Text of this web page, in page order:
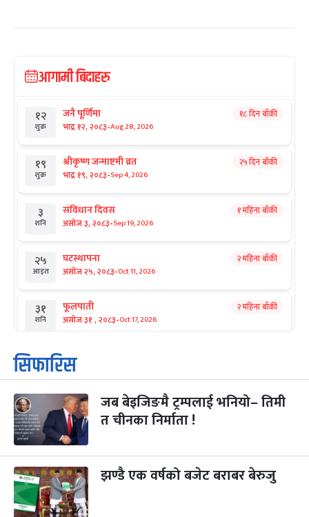
आगामी बिदाहरु
१२
शुक्र
जनै पूर्णिमा
भाद्र १२, २०८३-Aug 28, 2026
१८ दिन बाँकी
१९
शुक्र
श्रीकृष्ण जन्माष्टमी व्रत
भाद्र १९, २०८३-Sep 4, 2026
२५ दिन बाँकी
३
शनि
संविधान दिवस
असोज ३, २०८३-Sep 19, 2026
१ महिना बाँकी
२५
आइत
घटस्थापना
असोज २५, २०८३-Oct 11, 2026
२ महिना बाँकी
३१
शनि
फूलपाती
असोज ३१ , २०८३-Oct 17, 2026
२ महिना बाँकी
१
आइत
कार्तिक सङ्क्रान्ति
कार्तिक १, २०८३
मंगल
महानवमी
कार्तिक ३, २०८३-Oct 20, 2026
२ महिना बाँकी
४
बुध कार्तिक ४, २०८३ Oct 21, 2026
५
बिहि
पापा‌ङ्कुशा एकादशी व्रत
कार्तिक ५, २०८३
सिफारिस
जब बेइजिङमै ट्रम्पलाई भनियो– तिमी
त चीनका निर्माता !
झण्डै एक वर्षको बजेट बराबर बेरुजु